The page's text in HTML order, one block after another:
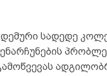
სადედე